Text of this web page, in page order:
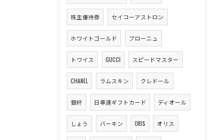
株主優待券 セイコーアストロン
ホワイトゴールド ブローニュ
トワイス GUCCI スピードマスター
CHANEL ラムスキン クレドール
銀杯 日専連ギフトカード ディオール
しょう バーキン ORIS オリス